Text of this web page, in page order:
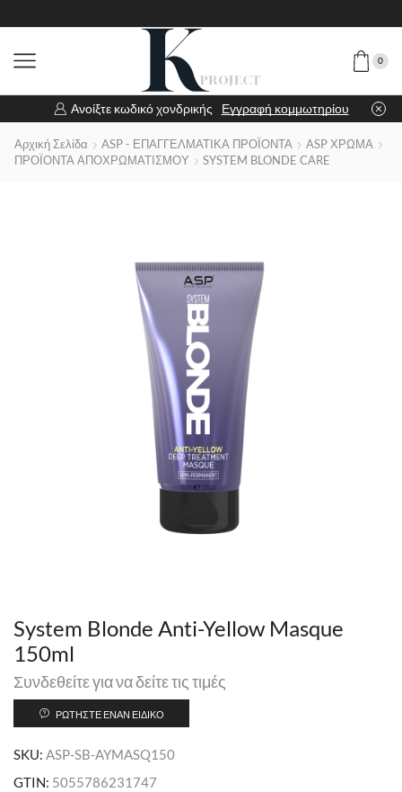
0
Ανοίξτε κωδικό χονδρικής Εγγραφή κομμωτηρίου
Αρχική Σελίδα ASP - ΕΠΑΓΓΕΛΜΑΤΙΚΑ ΠΡΟΪΟΝΤΑ
ASP ΧΡΩΜΑ
ΠΡΟΪΟΝΤΑ ΑΠΟΧΡΩΜΑΤΙΣΜΟΥ
SYSTEM BLONDE CARE
System Blonde Anti-Yellow Masque
150ml
Συνδεθείτε για να δείτε τις τιμές
ΡΩΤΉΣΤΕ ΈΝΑΝ ΕΙΔΙΚΌ
SKU: ASP-SB-AYMASQ150
GTIN: 5055786231747